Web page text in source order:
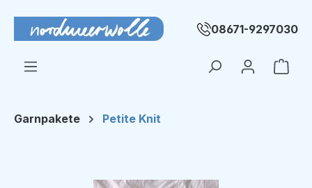
Zum Hauptinhalt springen
08671-9297030
Garnpakete Petite Knit